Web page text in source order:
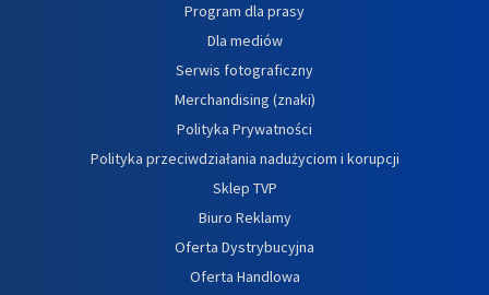
Program dla prasy
Dla mediów
Serwis fotograficzny
Merchandising (znaki)
Polityka Prywatności
Polityka przeciwdziałania nadużyciom i korupcji
Sklep TVP
Biuro Reklamy
Oferta Dystrybucyjna
Oferta Handlowa